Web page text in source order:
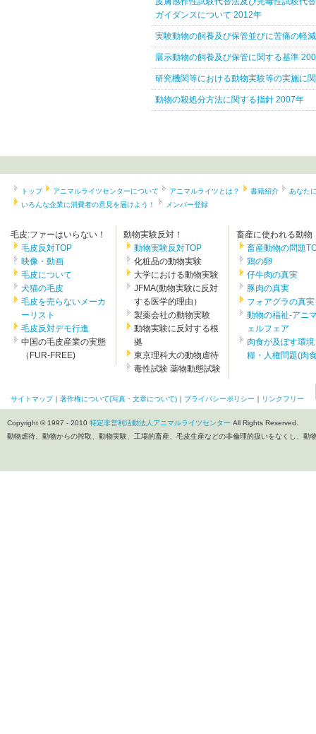
ガイダンスについて 2012年
実験動物の飼養及び保管並びに苦痛の軽
展示動物の飼養及び保管に関する基準
研究機関等における動物実験等の実施に
動物の殺処分方法に関する指針 2007年
トップ アニマルライツセンターについて アニマルライツとは？ 書籍紹介
あなた
いろんな企業に消費者の意見を届けよう！
メンバー登録
毛皮:ファーはいらない！
毛皮反対TOP
映像・動画
毛皮について
犬猫の毛皮
毛皮を売らないメーカ
ーリスト
毛皮反対デモ行進
中国の毛皮産業の実態
（FUR-FREE)
動物実験反対！
動物実験反対TOP
化粧品の動物実験
大学における動物実験
JFMA(動物実験に反対
する医学的理由）
製薬会社の動物実験
動物実験に反対する根
拠
東京理科大の動物虐待
毒性試験 薬物動態試験
畜産に使われる動物
畜産動物の問題
鶏の卵
仔牛肉の真実
豚肉の真実
フォアグラの真実
動物の福祉-アニ
ェルフェア
肉食が及ぼす環
糧・人権問題(肉
サイトマップ｜ 著作権について(写真・文章について) ｜ プライバシーポリシー ｜ リンクフリー
Copyright © 1997 - 2010 特定非営利活動法人アニマルライツセンター All Rights Reserved.
動物虐待、動物からの搾取、動物実験、工場的畜産、毛皮生産などの非倫理的扱いをなくし、